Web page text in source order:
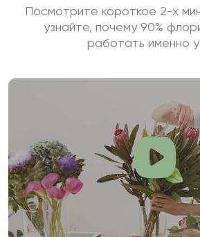
Посмотрите короткое 2-х
узнайте, почему 90%
работать именно